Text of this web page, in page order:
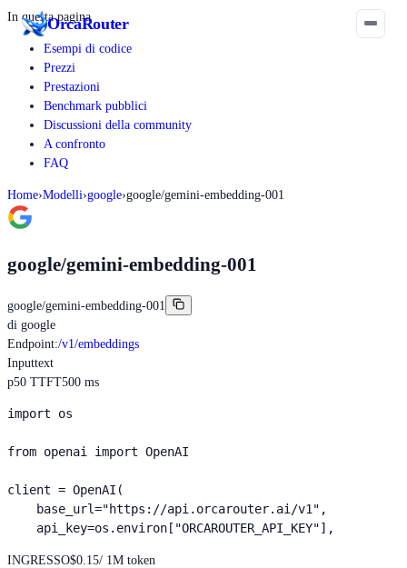
OrcaRouter
In questa pagina
Esempi di codice
Prezzi
Prestazioni
Benchmark pubblici
Discussioni della community
A confronto
FAQ
Home›Modelli›google›google/gemini-embedding-001
google/gemini-embedding-001
google/gemini-embedding-001
di google
Endpoint:/v1/embeddings
Inputtext
p50 TTFT500 ms
import os
from openai import OpenAI
client = OpenAI(
    base_url="https://api.orcarouter.ai/v1",
    api_key=os.environ["ORCAROUTER_API_KEY"],
INGRESSO$0.15/ 1M token